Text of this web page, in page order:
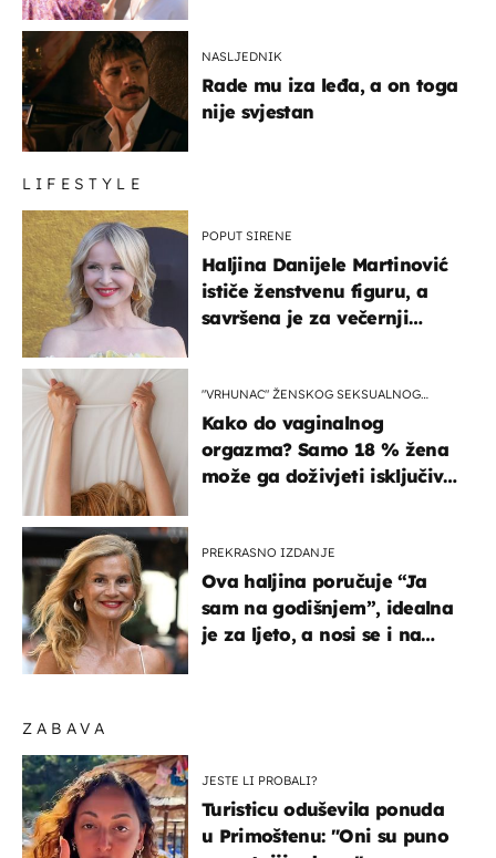
ZABAVA
JESTE LI PROBALI?
Turisticu oduševila ponuda
u Primoštenu: "Oni su puno
NASLJEDNIK
Rade mu iza leđa, a on toga
nije svjestan
LIFESTYLE
POPUT SIRENE
Haljina Danijele Martinović
ističe ženstvenu figuru, a
savršena je za večernji
"VRHUNAC" ŽENSKOG SEKSUALNOG
Kako do vaginalnog
orgazma? Samo 18 % žena
može ga doživjeti isključivo
PREKRASNO IZDANJE
Ova haljina poručuje “Ja
sam na godišnjem”, idealna
je za ljeto, a nosi se i na